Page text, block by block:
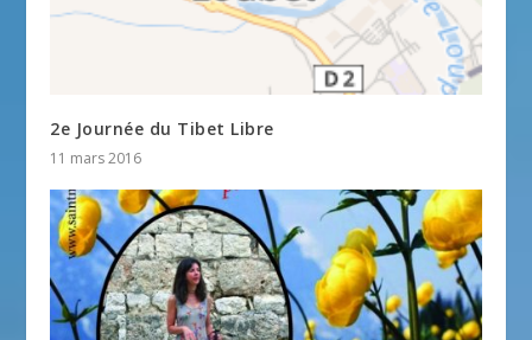
2e Journée du Tibet Libre
11 mars 2016